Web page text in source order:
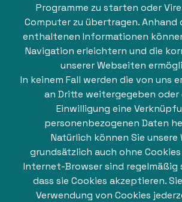
Programme zu starten oder
Computer zu übertragen. Anhand
enthaltenen Informationen
Navigation erleichtern und die
unserer Webseiten
In keinem Fall werden die von uns
an Dritte weitergegeben oder
Einwilligung eine
personenbezogenen Daten
Natürlich können Sie unsere
grundsätzlich auch ohne
Internet-Browser sind regelmäßig
dass sie Cookies akzeptieren.
Verwendung von Cookies